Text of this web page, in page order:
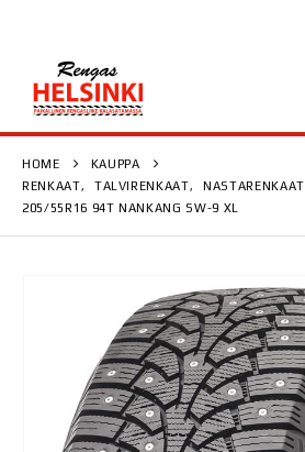
HOME
KAUPPA
RENKAAT, TALVIRENKAAT,
NASTARENKAAT
205/55R16 94T NANKANG SW-9 XL